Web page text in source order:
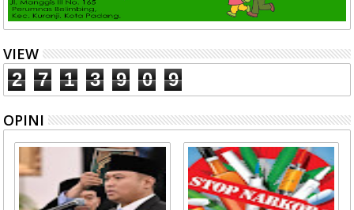
VIEW
2 7 1 3 9 0 9
OPINI